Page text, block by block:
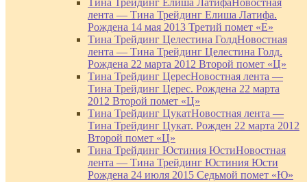
Тина Трейдинг Елиша ЛатифаНовостная
лента — Тина Трейдинг Елиша Латифа.
Рождена 14 мая 2013 Третий помет «Е»
Тина Трейдинг Целестина ГолдНовостная
лента — Тина Трейдинг Целестина Голд.
Рождена 22 марта 2012 Второй помет «Ц»
Тина Трейдинг ЦересНовостная лента —
Тина Трейдинг Церес. Рождена 22 марта
2012 Второй помет «Ц»
Тина Трейдинг ЦукатНовостная лента —
Тина Трейдинг Цукат. Рожден 22 марта 2012
Второй помет «Ц»
Тина Трейдинг Юстиния ЮстиНовостная
лента — Тина Трейдинг Юстиния Юсти
Рождена 24 июля 2015 Седьмой помет «Ю»